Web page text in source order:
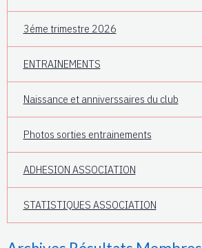
3éme trimestre 2026
ENTRAINEMENTS
Naissance et anniverssaires du club
Photos sorties entrainements
ADHESION ASSOCIATION
STATISTIQUES ASSOCIATION